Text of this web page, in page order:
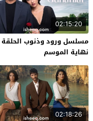
02:15:20
نهاية الموسم
02:18:26